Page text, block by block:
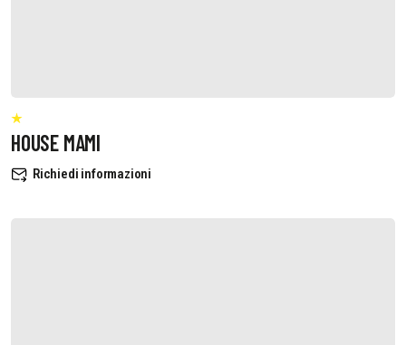
HOUSE MAMI
Richiedi informazioni